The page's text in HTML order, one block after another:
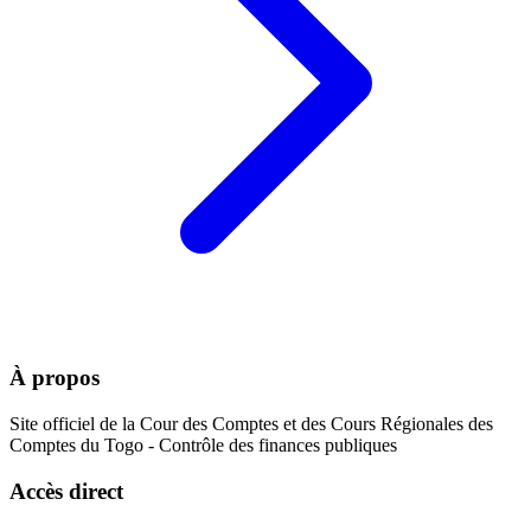
À propos
Site officiel de la Cour des Comptes et des Cours Régionales des
Comptes du Togo - Contrôle des finances publiques
Accès direct